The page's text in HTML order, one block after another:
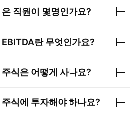
은 직원이 몇명인가요?
EBITDA란 무엇인가요?
주식은 어떻게 사나요?
주식에 투자해야 하나요?